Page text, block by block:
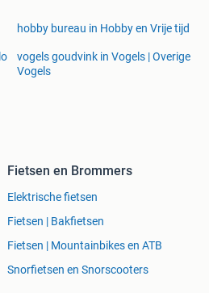
hobby bureau in Hobby en Vrije tijd
vogels goudvink in Vogels | Overige
Vogels
Fietsen en Brommers
Elektrische fietsen
Fietsen | Bakfietsen
Fietsen | Mountainbikes en ATB
Snorfietsen en Snorscooters